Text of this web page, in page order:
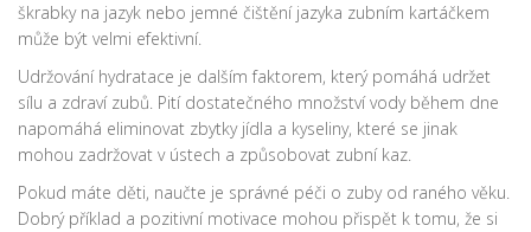
škrabky na jazyk nebo jemné čištění jazyka zubním kartáčkem
může být velmi efektivní.
Udržování hydratace je dalším faktorem, který pomáhá udržet
sílu a zdraví zubů. Pití dostatečného množství vody během dne
napomáhá eliminovat zbytky jídla a kyseliny, které se jinak
mohou zadržovat v ústech a způsobovat zubní kaz.
Pokud máte děti, naučte je správné péči o zuby od raného věku.
Dobrý příklad a pozitivní motivace mohou přispět k tomu, že si